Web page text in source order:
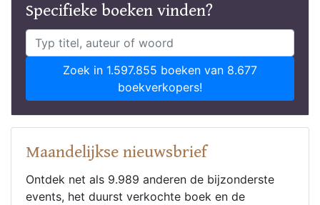
Specifieke boeken vinden?
Zoek in 1.597.855 boeken van 8.677
boekverkopers!
Maandelijkse nieuwsbrief
Ontdek net als 9.989 anderen de bijzonderste
events, het duurst verkochte boek en de